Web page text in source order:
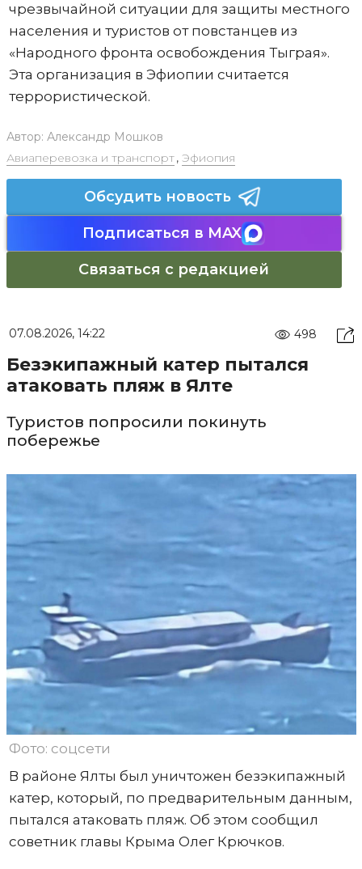
чрезвычайной ситуации для защиты местного
населения и туристов от повстанцев из
«Народного фронта освобождения Тыграя».
Эта организация в Эфиопии считается
террористической.
Автор: Александр Мошков
Авиаперевозка и транспорт, Эфиопия
Обсудить новость
Подписаться в MAX
Связаться с редакцией
07.08.2026, 14:22 498
Безэкипажный катер пытался
атаковать пляж в Ялте
Туристов попросили покинуть
побережье
Фото: соцсети
В районе Ялты был уничтожен безэкипажный
катер, который, по предварительным данным,
пытался атаковать пляж. Об этом сообщил
советник главы Крыма Олег Крючков.